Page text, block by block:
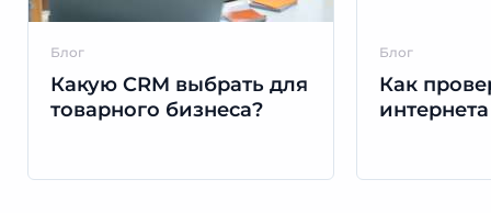
Блог
Какую CRM выбрать для
товарного бизнеса?
Блог
Как
интернета